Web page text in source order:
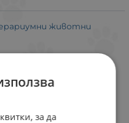
животни
за да